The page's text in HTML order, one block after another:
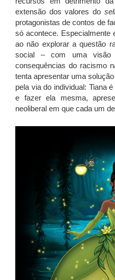
extensão dos valores do
protagonistas de contos de
só acontece. Especialmente
ao não explorar a questão
social – com uma
consequências do racismo
tenta apresentar uma
pela via do individual: Tiana
e fazer ela mesma,
neoliberal em que cada um